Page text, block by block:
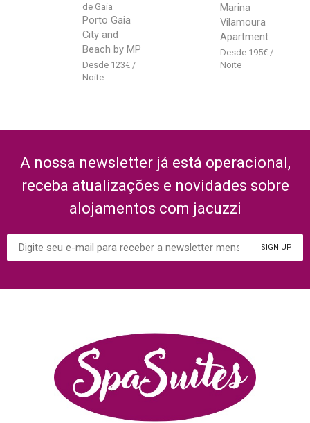
de Gaia
Porto Gaia
City and
Beach by MP
123€
Marina
Vilamoura
Apartment
195€
A nossa newsletter já está operacional,
receba atualizações e novidades sobre
alojamentos com jacuzzi